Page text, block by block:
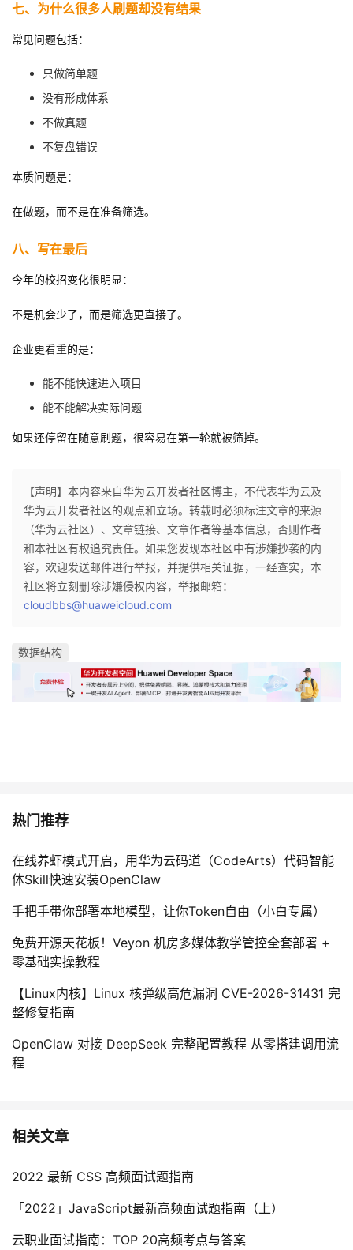
七、为什么很多人刷题却没有结果
常见问题包括：
只做简单题
没有形成体系
不做真题
不复盘错误
本质问题是：
在做题，而不是在准备筛选。
八、写在最后
今年的校招变化很明显：
不是机会少了，而是筛选更直接了。
企业更看重的是：
能不能快速进入项目
能不能解决实际问题
如果还停留在随意刷题，很容易在第一轮就被筛掉。
【声明】本内容来自华为云开发者社区博主，不代表华为云及
华为云开发者社区的观点和立场。转载时必须标注文章的来源
（华为云社区）、文章链接、文章作者等基本信息，否则作者
和本社区有权追究责任。如果您发现本社区中有涉嫌抄袭的内
容，欢迎发送邮件进行举报，并提供相关证据，一经查实，本
社区将立刻删除涉嫌侵权内容，举报邮箱：
cloudbbs@huaweicloud.com
数据结构
热门推荐
在线养虾模式开启，用华为云码道（CodeArts）代码智能
体Skill快速安装OpenClaw
手把手带你部署本地模型，让你Token自由（小白专属）
免费开源天花板！Veyon 机房多媒体教学管控全套部署 +
零基础实操教程
【Linux内核】Linux 核弹级高危漏洞 CVE-2026-31431 完
整修复指南
OpenClaw 对接 DeepSeek 完整配置教程 从零搭建调用流
程
相关文章
2022 最新 CSS 高频面试题指南
「2022」JavaScript最新高频面试题指南（上）
云职业面试指南：TOP 20高频考点与答案